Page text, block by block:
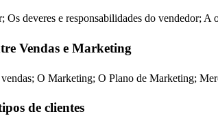
deveres e responsabilidades do vendedor; A
Vendas e Marketing
O Marketing; O Plano de Marketing;
de clientes